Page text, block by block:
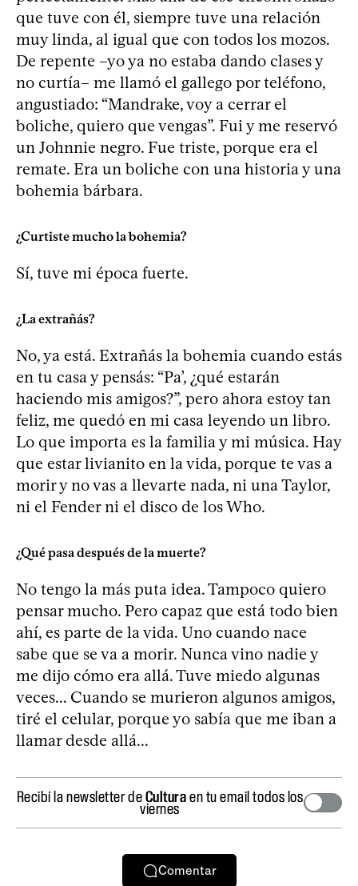
que tuve con él, siempre tuve una relación
muy linda, al igual que con todos los mozos.
De repente –yo ya no estaba dando clases y
no curtía– me llamó el gallego por teléfono,
angustiado: “Mandrake, voy a cerrar el
boliche, quiero que vengas”. Fui y me reservó
un Johnnie negro. Fue triste, porque era el
remate. Era un boliche con una historia y una
bohemia bárbara.
¿Curtiste mucho la bohemia?
Sí, tuve mi época fuerte.
¿La extrañás?
No, ya está. Extrañás la bohemia cuando estás
en tu casa y pensás: “Pa’, ¿qué estarán
haciendo mis amigos?”, pero ahora estoy tan
feliz, me quedó en mi casa leyendo un libro.
Lo que importa es la familia y mi música. Hay
que estar livianito en la vida, porque te vas a
morir y no vas a llevarte nada, ni una Taylor,
ni el Fender ni el disco de los Who.
¿Qué pasa después de la muerte?
No tengo la más puta idea. Tampoco quiero
pensar mucho. Pero capaz que está todo bien
ahí, es parte de la vida. Uno cuando nace
sabe que se va a morir. Nunca vino nadie y
me dijo cómo era allá. Tuve miedo algunas
veces... Cuando se murieron algunos amigos,
tiré el celular, porque yo sabía que me iban a
llamar desde allá...
Recibí la newsletter deCulturaen tu email todos los
viernes
Comentar